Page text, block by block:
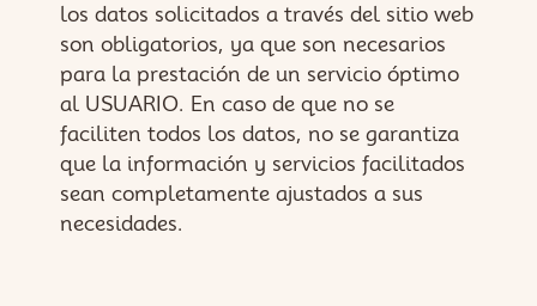
los datos solicitados a través del sitio web
son obligatorios, ya que son necesarios
para la prestación de un servicio óptimo
al USUARIO. En caso de que no se
faciliten todos los datos, no se garantiza
que la información y servicios facilitados
sean completamente ajustados a sus
necesidades.